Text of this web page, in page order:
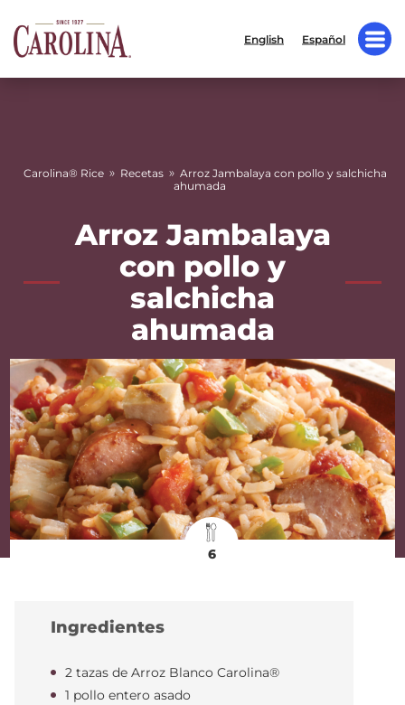
English Español
Carolina® Rice » Recetas » Arroz Jambalaya con pollo y salchicha
ahumada
Arroz Jambalaya
con pollo y
salchicha
ahumada
6
Ingredientes
2 tazas de Arroz Blanco Carolina®
1 pollo entero asado